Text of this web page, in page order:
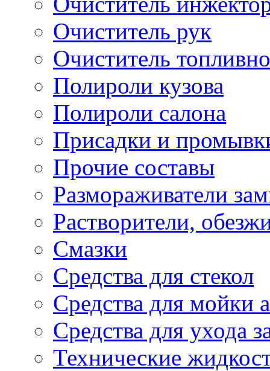
Очиститель рук
Очиститель
Полироли кузова
Полироли салона
Присадки и
Прочие составы
Размораживатели
Растворители,
Смазки
Средства для стекол
Средства для мойки
Средства для ухода
Технические